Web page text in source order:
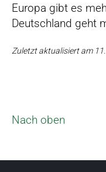
Europa gibt es
Deutschland geht
Zuletzt aktualisiert am
Nach oben